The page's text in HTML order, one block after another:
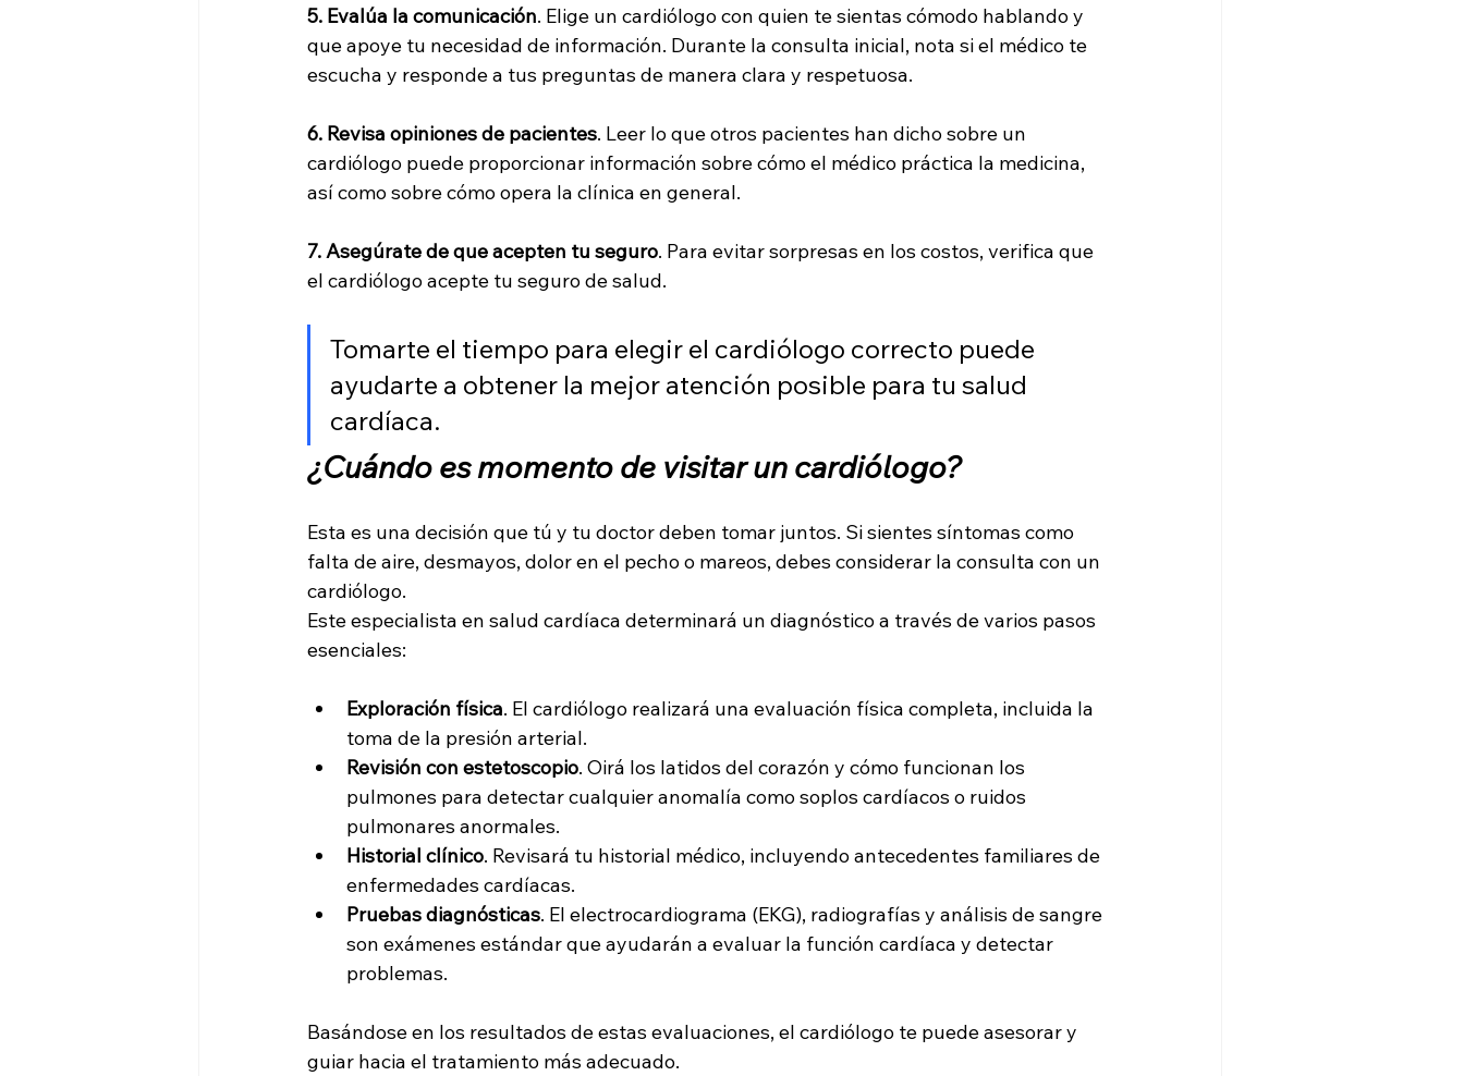
5. Evalúa la comunicación. Elige un cardiólogo con quien te sientas cómodo hablando y
que apoye tu necesidad de información. Durante la consulta inicial, nota si el médico te
escucha y responde a tus preguntas de manera clara y respetuosa.
6. Revisa opiniones de pacientes. Leer lo que otros pacientes han dicho sobre un
cardiólogo puede proporcionar información sobre cómo el médico práctica la medicina,
así como sobre cómo opera la clínica en general.
7. Asegúrate de que acepten tu seguro. Para evitar sorpresas en los costos, verifica que
el cardiólogo acepte tu seguro de salud.
Tomarte el tiempo para elegir el cardiólogo correcto puede
ayudarte a obtener la mejor atención posible para tu salud
cardíaca.
¿Cuándo es momento de visitar un cardiólogo?
Esta es una decisión que tú y tu doctor deben tomar juntos. Si sientes síntomas como
falta de aire, desmayos, dolor en el pecho o mareos, debes considerar la consulta con un
cardiólogo.
Este especialista en salud cardíaca determinará un diagnóstico a través de varios pasos
esenciales:
Exploración física. El cardiólogo realizará una evaluación física completa, incluida la
toma de la presión arterial.
Revisión con estetoscopio. Oirá los latidos del corazón y cómo funcionan los
pulmones para detectar cualquier anomalía como soplos cardíacos o ruidos
pulmonares anormales.
Historial clínico. Revisará tu historial médico, incluyendo antecedentes familiares de
enfermedades cardíacas.
Pruebas diagnósticas. El electrocardiograma (EKG), radiografías y análisis de sangre
son exámenes estándar que ayudarán a evaluar la función cardíaca y detectar
problemas.
Basándose en los resultados de estas evaluaciones, el cardiólogo te puede asesorar y
guiar hacia el tratamiento más adecuado.